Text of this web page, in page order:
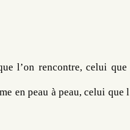
l’on rencontre, celui
en peau à peau, celui que